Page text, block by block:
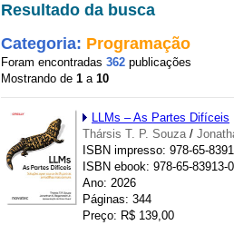
Resultado da busca
Categoria: Programação
Foram encontradas 362 publicações
Mostrando de 1 a 10
LLMs – As Partes Difíceis
Thársis T. P. Souza/
ISBN impresso: 978-65-
ISBN ebook: 978-65-83913-
Ano: 2026
Páginas: 344
Preço: R$ 139,00